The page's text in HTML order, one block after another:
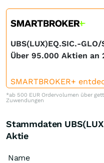
UBS(LUX)EQ.SIC.-
Über 95.000 Aktien an
SMARTBROKER+
*ab 500 EUR Ordervolumen über
Zuwendungen
Stammdaten
Aktie
Name